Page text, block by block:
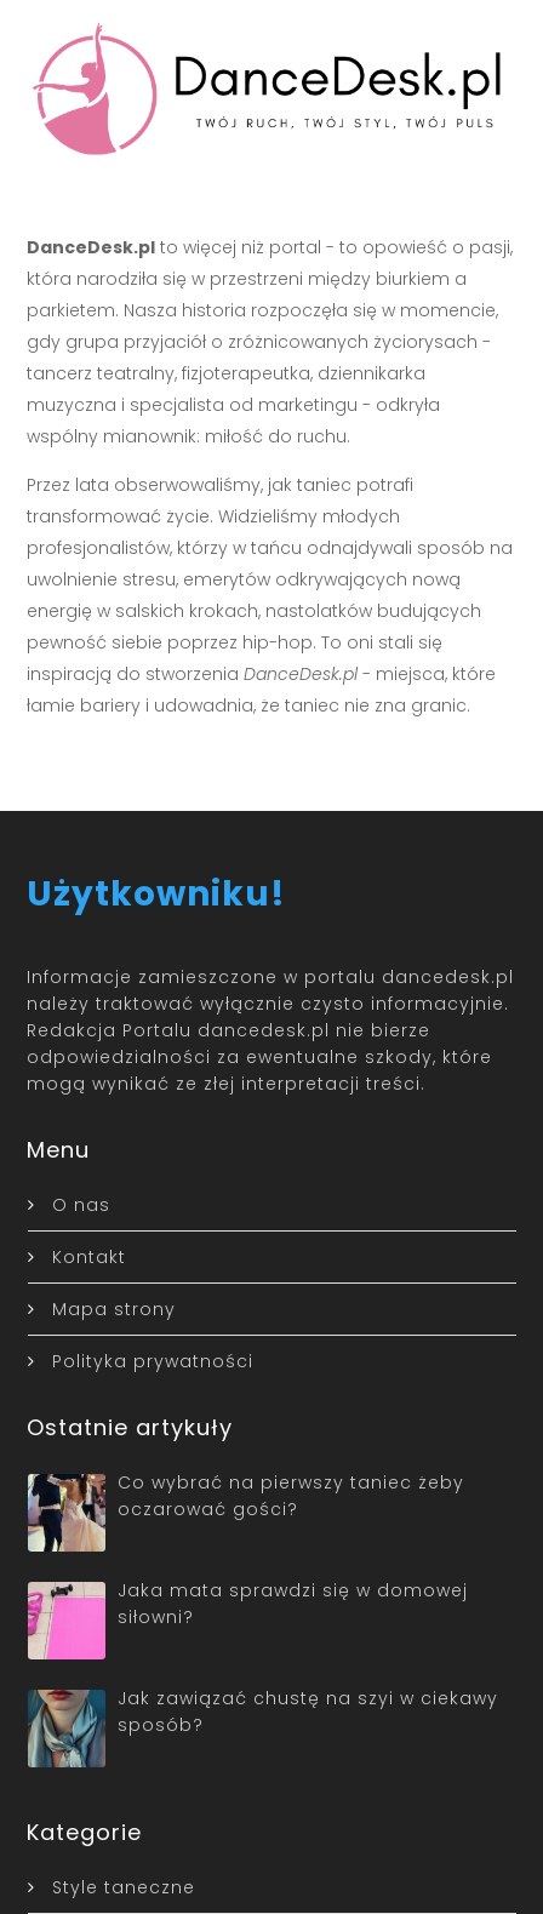
DanceDesk.pl to więcej niż portal - to opowieść o pasji,
która narodziła się w przestrzeni między biurkiem a
parkietem. Nasza historia rozpoczęła się w momencie,
gdy grupa przyjaciół o zróżnicowanych życiorysach -
tancerz teatralny, fizjoterapeutka, dziennikarka
muzyczna i specjalista od marketingu - odkryła
wspólny mianownik: miłość do ruchu.
Przez lata obserwowaliśmy, jak taniec potrafi
transformować życie. Widzieliśmy młodych
profesjonalistów, którzy w tańcu odnajdywali sposób na
uwolnienie stresu, emerytów odkrywających nową
energię w salskich krokach, nastolatków budujących
pewność siebie poprzez hip-hop. To oni stali się
inspiracją do stworzeniaDanceDesk.pl - miejsca, które
łamie bariery i udowadnia, że taniec nie zna granic.
Użytkowniku!
Informacje zamieszczone w portalu dancedesk.pl
należy traktować wyłącznie czysto informacyjnie.
Redakcja Portalu dancedesk.pl nie bierze
odpowiedzialności za ewentualne szkody, które
mogą wynikać ze złej interpretacji treści.
Menu
O nas
Kontakt
Mapa strony
Polityka prywatności
Ostatnie artykuły
Co wybrać na pierwszy taniec żeby
oczarować gości?
Jaka mata sprawdzi się w domowej
siłowni?
Jak zawiązać chustę na szyi w ciekawy
sposób?
Kategorie
Style taneczne